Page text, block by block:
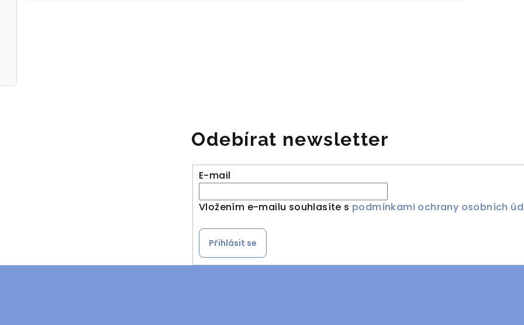
Odebírat newsletter
E-mail
Vložením e-mailu souhlasíte s podmínkami ochrany osobních
Přihlásit se